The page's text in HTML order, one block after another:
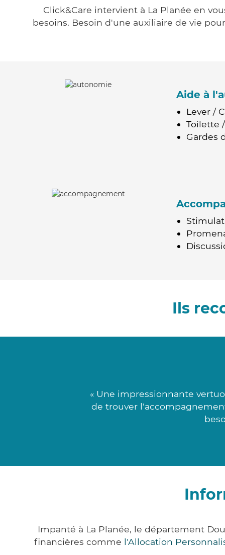
Click&Care intervient à La Planée en
besoins. Besoin d'une auxiliaire de vie
Aide à
Lever /
Toilette
Gardes
Ils
« Une impressionnante
de trouver
Impanté à La Planée, le département
financières comme l'Allocation